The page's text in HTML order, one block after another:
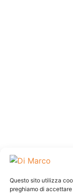
Questo sito utilizza
preghiamo di